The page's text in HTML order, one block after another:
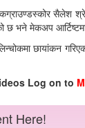
सैलेश
छ भने मेकअप
छायांकन
Log on to
Here!